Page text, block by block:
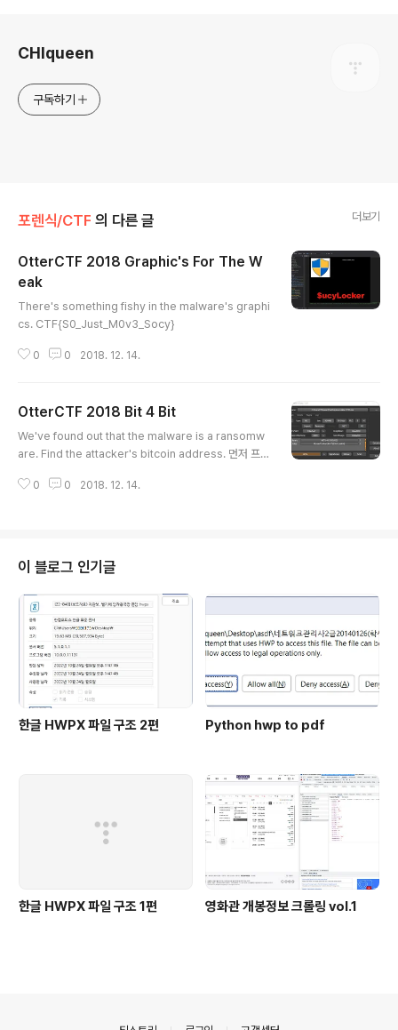
CHIqueen
구독하기
포렌식/CTF 의 다른 글 더보기
OtterCTF 2018 Graphic's For The W
eak
There's something fishy in the malware's graphi
cs. CTF{S0_Just_M0v3_Socy}
0 0 2018. 12. 14.
OtterCTF 2018 Bit 4 Bit
We've found out that the malware is a ransomw
are. Find the attacker's bitcoin address. 먼저 프로
-profile=Win7SP1x64 procdump -p 3720 -D ./ V
--- 0xfffffa801a4c5b30 0x0000000000ec000
0 vmware-tray.ex OK: executable.3720.exe ..
0 0 2018. 12. 14.
이 블로그 인기글
한글 HWPX 파일 구조 2편 Python hwp to pdf
한글 HWPX 파일 구조 1편 영화관 개봉정보 크롤링 vol.1